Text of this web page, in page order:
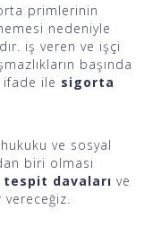
primlerinin
nedeniyle
iş veren ve işçi
başında
ile sigorta
ve sosyal
biri olması
davaları ve